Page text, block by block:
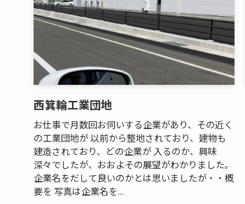
西箕輪工業団地
お仕事で月数回お伺いする企業があり、その近く
の工業団地が 以前から整地されており、建物も
建造されており、どの企業が 入るのか、興味
深々でしたが、おおよその展望がわかりました。
企業名をだして良いのかとは思いましたが・・概
要を 写真は企業名を...